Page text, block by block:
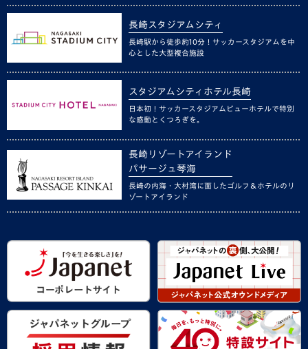
長崎スタジアムシティ
長崎駅から徒歩約10分！サッカースタジアムを中
心とした大型複合施設
スタジアムシティホテル長崎
日本初！サッカースタジアムビューホテルで特別
な感動とくつろぎを。
長崎リゾートアイランド
パサージュ琴海
長崎の内海・大村湾に面したゴルフ＆ホテルのリ
ゾートアイランド